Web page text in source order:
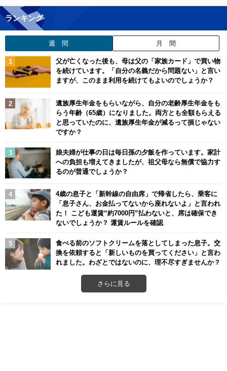
ランキング
週 間 月 間
父が亡くなった後も、母は父の「家族カード」で買い物
を続けています。「自分の名義だから問題ない」と言い
ますが、このまま利用を続けてもよいのでしょうか？
遺族厚生年金をもらいながら、自分の老齢厚生年金をも
らう年齢（65歳）になりました。両方とも全額もらえる
と思っていたのに、遺族厚生年金が減るって損じゃない
ですか？
娘夫婦が仕事の日は毎日孫の夕飯を作っています。家計
への負担も増えてきましたが、祖父母なら無償で協力す
るのが普通でしょうか？
4歳の息子と「新幹線の自由席」で帰省したら、乗客に
「息子さん、お金払ってないから座れないよ」と言われ
た！ こども運賃“約7000円”払わないと、席は確保でき
ないでしょうか？ 運賃ルールを確認
食べる前のソフトクリームを落としてしまった息子。交
換を依頼すると「新しいものを買ってください」と言わ
れました。わざとではないのに、理不尽すぎませんか？
さらに見る